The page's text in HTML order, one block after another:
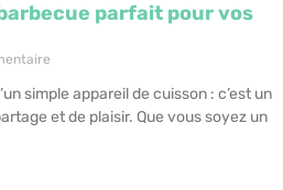
parfait pour vos
simple appareil de cuisson : c’est un
et de plaisir. Que vous soyez un